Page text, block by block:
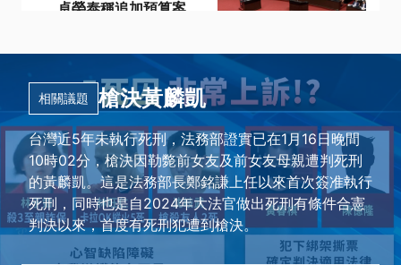
卓榮泰稱追加預算案
預算回編率逾3成
國民黨立委·行政院長·
追加預算·更多...
相關議題 槍決黃麟凱
台灣近5年未執行死刑，法務部證實已在1月16日晚間
10時02分，槍決因勒斃前女友及前女友母親遭判死刑
的黃麟凱。這是法務部長鄭銘謙上任以來首次簽准執行
死刑，同時也是自2024年大法官做出死刑有條件合憲
判決以來，首度有死刑犯遭到槍決。